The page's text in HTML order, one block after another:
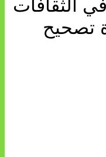
الثقافات
تصحيح